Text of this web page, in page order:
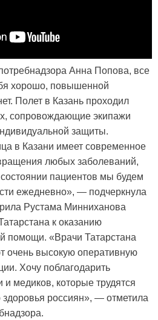
Анна Попова, все
хорошо, повышенной
Полет в Казань проходил
сопровождающие экипажи
защиты.
в Казани имеет современное
любых заболеваний,
пациентов мы будем
ежедневно», — подчеркнула
Рустама Минниханова
к оказанию
помощи. «Врачи Татарстана
очень высокую оперативную
Хочу поблагодарить
и медиков, которые трудятся
россиян», — отметила